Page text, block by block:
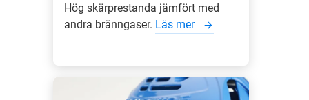
Hög skärprestanda jämfört med
andra bränngaser. Läs mer